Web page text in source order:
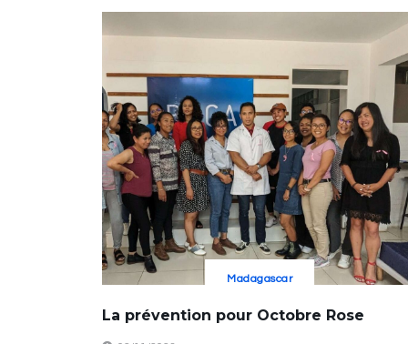
Madagascar
La prévention pour Octobre Rose